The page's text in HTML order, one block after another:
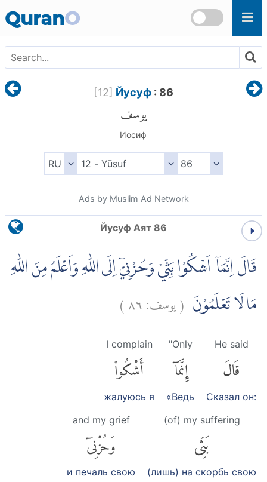
QuranO
[12] Йусуф: 86
يوسف
Иосиф
Ads by Muslim Ad Network
Йусуф Аят 86
قَالَ اِنَّمَآ اَشْكُوْا بَثِّيْ وَحُزْنِيْٓ اِلَى اللّٰهِ وَاَعْلَمُ مِنَ اللّٰهِ
مَا لَا تَعْلَمُوْنَ (يوسف:٨٦)
He said
قَالَ
Сказал он:
"Only
إِنَّمَآ
«Ведь
I complain
أَشْكُوا۟
жалуюсь я
(of) my suffering
بَثِّى
(лишь) на скорбь свою
and my grief
وَحُزْنِىٓ
и печаль свою